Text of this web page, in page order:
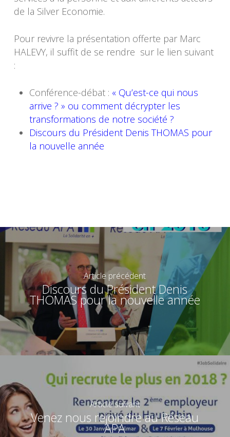
de la Silver Economie.
Pour revivre la présentation offerte par Marc
HALEVY, il suffit de se rendre sur le lien suivant
:
Conférence-débat : « Qu’est-ce qui nous
arrive ? » ou comment décrypter les
transformations de notre société ?
Discours du Président Denis THOMAS pour
la nouvelle année
Article précédent
Discours du Président Denis
THOMAS pour la nouvelle année
Article suivant
Venez nous rejoindre au Réseau
APA